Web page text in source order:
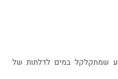
שמתקלקל במים לדלתות של